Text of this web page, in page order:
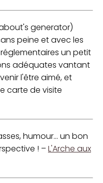
generator)
peine et avec les
un petit
adéquates vantant
l'être aimé, et
carte de visite
humour... un bon
! –L'Arche aux